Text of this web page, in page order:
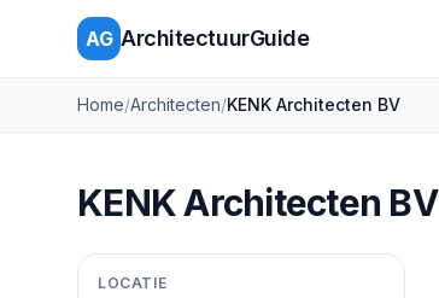
AG ArchitectuurGuide
Home/Architecten/KENK Architecten BV
KENK Architecten BV
LOCATIE